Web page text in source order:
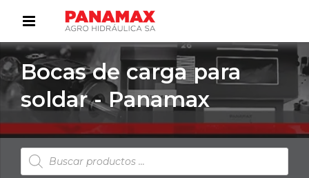
Bocas de carga para
soldar - Panamax
Búsqueda
de